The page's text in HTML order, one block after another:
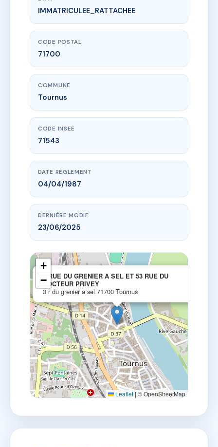
www.vme.plus/AE8228587
3 RUE DU GRENIER A SEL ET 53 RUE DU DOCTEUR
3 r du grenier a sel71700 Tournus
IMMATRICULEE_RATTACHEE
CODE POSTAL
71700
COMMUNE
Tournus
CODE INSEE
71543
DATE RÈGLEMENT
04/04/1987
DERNIÈRE MODIF.
23/06/2025
3 RUE DU GRENIER A SEL ET 53 RUE DU
DOCTEUR PRIVEY
3 r du grenier a sel 71700 Tournus
+
−
Leaflet | © OpenStreetMap